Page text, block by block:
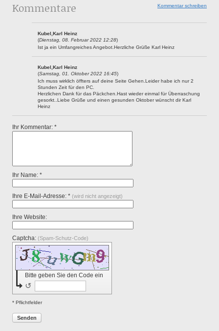
Kommentar schreiben
Kommentare
Kubel,Karl Heinz
(Dienstag, 08. Februar 2022 12:28)
Ist ja ein Umfangreiches Angebot.Herzliche Grüße Karl Heinz
Kubel,Karl Heinz
(Samstag, 01. Oktober 2022 16:45)
Ich muss wirklich öffters auf deine Seite Gehen.Leider habe ich nur 2
Stunden Zeit für den PC.
Herzlichen Dank für das Päckchen.Hast wieder einmal für Überraschung
gesorkt..Liebe Grüße und einen gesunden Oktober wünscht dir Karl
Heinz
Ihr Kommentar: *
Ihr Name: *
Ihre E-Mail-Adresse: * (wird nicht angezeigt)
Ihre Website:
Captcha: (Spam-Schutz-Code)
Bitte geben Sie den Code ein
↺
* Pflichtfelder
Senden